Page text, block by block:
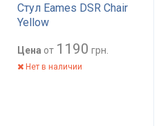
Стул Eames DSR Chair
Yellow
Цена от 1190 грн.
Нет в наличии